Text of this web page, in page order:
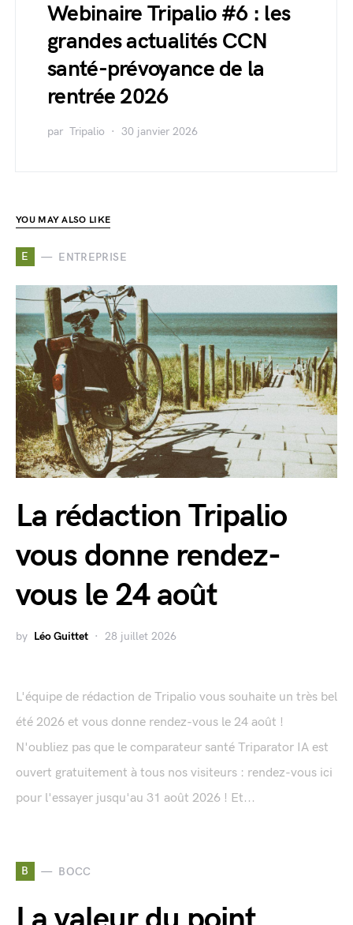
Webinaire Tripalio #6 : les
grandes actualités CCN
santé-prévoyance de la
rentrée 2026
par Tripalio 30 janvier 2026
YOU MAY ALSO LIKE
E ENTREPRISE
La rédaction Tripalio
vous donne rendez-
vous le 24 août
by Léo Guittet 28 juillet 2026
L'équipe de rédaction de Tripalio vous souhaite un très bel
été 2026 et vous donne rendez-vous le 24 août !
N'oubliez pas que le comparateur santé Triparator IA est
ouvert gratuitement à tous nos visiteurs : rendez-vous ici
pour l'essayer jusqu'au 31 août 2026 ! Et...
B BOCC